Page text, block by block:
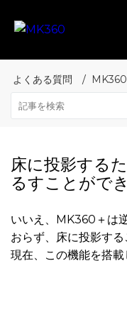
よくある質問
床に投影する
るすことがで
いいえ、MK360＋は
おらず、床に投影する
現在、この機能を搭載